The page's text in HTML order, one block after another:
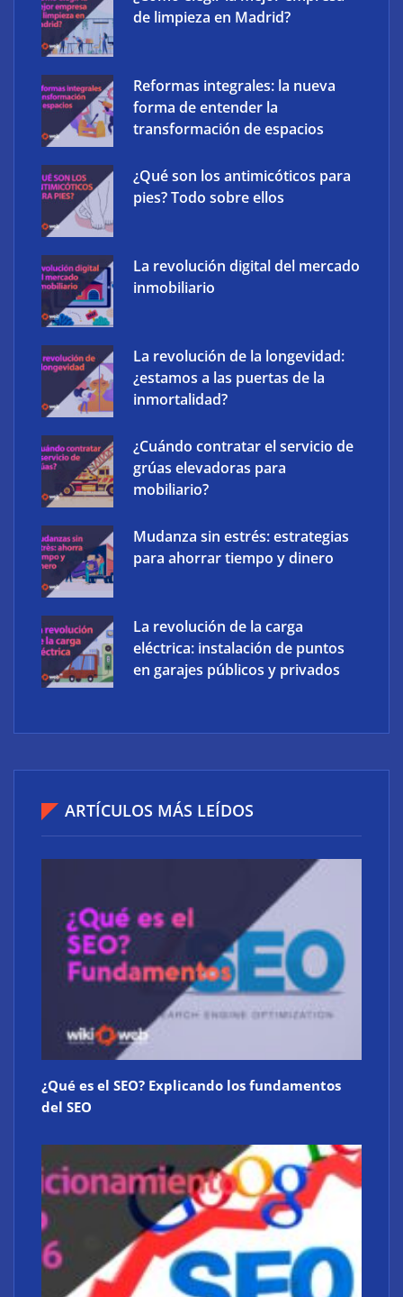
Atos consigue la exclusiva certificación en
ciberdefensa CMMC 2.0 del Departamento de
Defensa de EE. UU.
de baterías domésticas a instaladores solares
Atos impulsa la soberanía digital con una
plataforma propia Atos Sovereign Cloud
IBSAT logra un acuerdo con Amazon Leo para llevar
Portugal
de limpieza en Madrid?
Reformas integrales: la nueva
forma de entender la
transformación de espacios
¿Qué son los antimicóticos para
pies? Todo sobre ellos
La revolución digital del mercado
inmobiliario
La revolución de la longevidad:
¿estamos a las puertas de la
inmortalidad?
¿Cuándo contratar el servicio de
grúas elevadoras para
mobiliario?
Mudanza sin estrés: estrategias
para ahorrar tiempo y dinero
La revolución de la carga
eléctrica: instalación de puntos
en garajes públicos y privados
ARTÍCULOS MÁS LEÍDOS
¿Qué es el SEO? Explicando los fundamentos
del SEO